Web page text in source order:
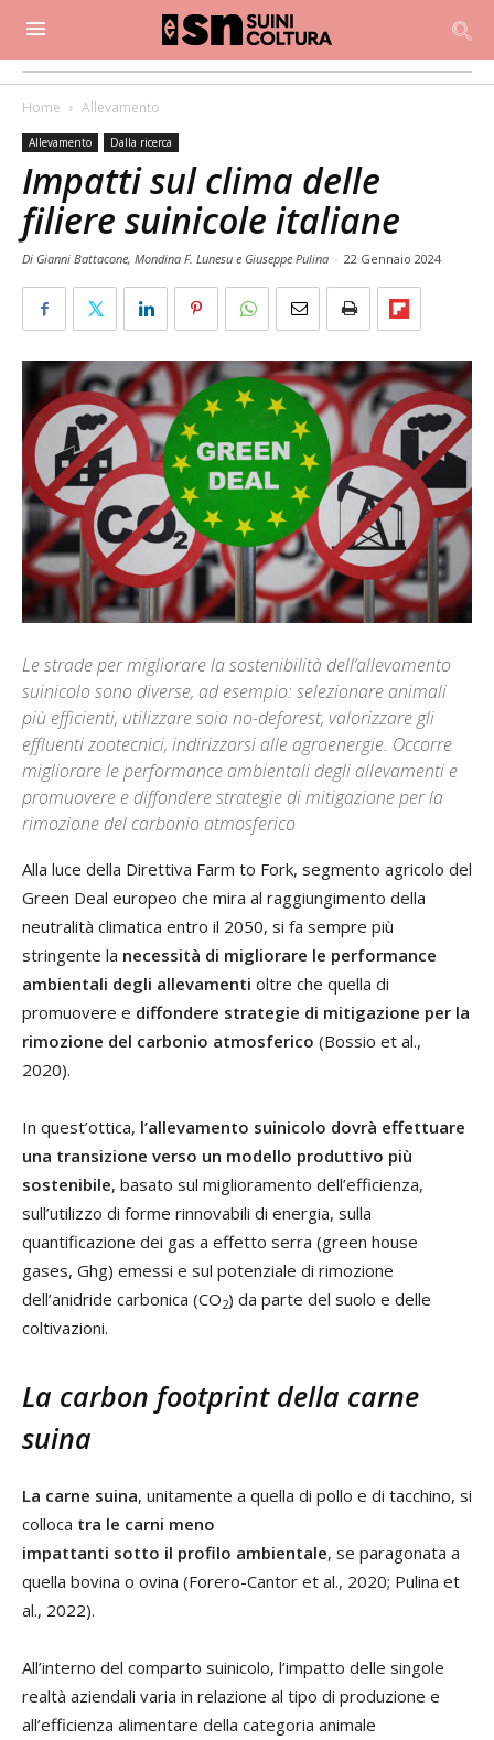
Home Allevamento
Allevamento Dalla ricerca
Impatti sul clima delle
filiere suinicole italiane
Di Gianni Battacone, Mondina F. Lunesu e Giuseppe Pulina - 22 Gennaio 2024
Le strade per migliorare la sostenibilità dell’allevamento
suinicolo sono diverse, ad esempio: selezionare animali
più efficienti, utilizzare soia no-deforest, valorizzare gli
effluenti zootecnici, indirizzarsi alle agroenergie. Occorre
migliorare le performance ambientali degli allevamenti e
promuovere e diffondere strategie di mitigazione per la
rimozione del carbonio atmosferico
Alla luce della Direttiva Farm to Fork, segmento agricolo del
Green Deal europeo che mira al raggiungimento della
neutralità climatica entro il 2050, si fa sempre più
stringente la necessità di migliorare le performance
ambientali degli allevamenti oltre che quella di
promuovere e diffondere strategie di mitigazione per la
rimozione del carbonio atmosferico (Bossio et al.,
2020).
In quest’ottica, l’allevamento suinicolo dovrà effettuare
una transizione verso un modello produttivo più
sostenibile, basato sul miglioramento dell’efficienza,
sull’utilizzo di forme rinnovabili di energia, sulla
quantificazione dei gas a effetto serra (green house
gases, Ghg) emessi e sul potenziale di rimozione
dell’anidride carbonica (CO2) da parte del suolo e delle
coltivazioni.
La carbon footprint della carne
suina
La carne suina, unitamente a quella di pollo e di tacchino, si
colloca tra le carni meno
impattanti sotto il profilo ambientale, se paragonata a
quella bovina o ovina (Forero-Cantor et al., 2020; Pulina et
al., 2022).
All’interno del comparto suinicolo, l’impatto delle singole
realtà aziendali varia in relazione al tipo di produzione e
all’efficienza alimentare della categoria animale